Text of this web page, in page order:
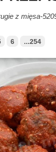
z mięsa-
6 ...254